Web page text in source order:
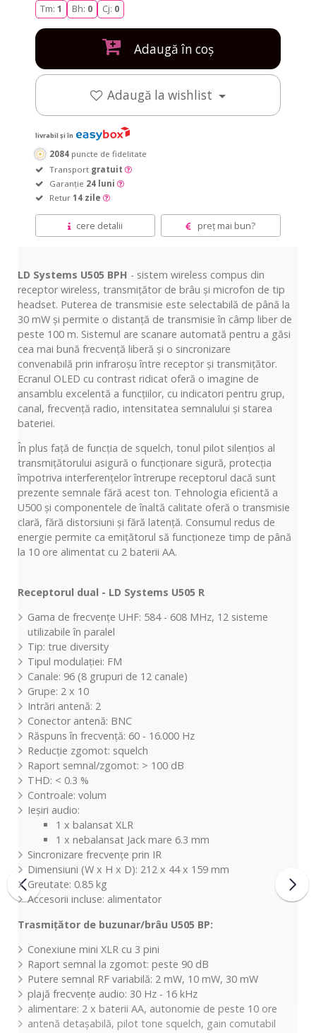
Tm: 1 Bh: 0 Cj: 0
Adaugă în coș
Adaugă la wishlist
livrabil și în
2084 puncte de fidelitate
Transport gratuit
Garanție 24 luni
Retur 14 zile
cere detalii preț mai bun?
LD Systems U505 BPH - sistem wireless compus din
receptor wireless, transmițător de brâu și microfon de tip
headset. Puterea de transmisie este selectabilă de până la
30 mW și permite o distanță de transmisie în câmp liber de
peste 100 m. Sistemul are scanare automată pentru a găsi
cea mai bună frecvență liberă și o sincronizare
convenabilă prin infraroșu între receptor și transmițător.
Ecranul OLED cu contrast ridicat oferă o imagine de
ansamblu excelentă a funcțiilor, cu indicatori pentru grup,
canal, frecvență radio, intensitatea semnalului și starea
bateriei.
În plus față de funcția de squelch, tonul pilot silențios al
transmițătorului asigură o funcționare sigură, protecția
împotriva interferențelor întrerupe receptorul dacă sunt
prezente semnale fără acest ton. Tehnologia eficientă a
U500 și componentele de înaltă calitate oferă o transmisie
clară, fără distorsiuni și fără latență. Consumul redus de
energie permite ca emițătorul să funcționeze timp de până
la 10 ore alimentat cu 2 baterii AA.
Receptorul dual - LD Systems U505 R
Gama de frecvențe UHF: 584 - 608 MHz, 12 sisteme
utilizabile în paralel
Tip: true diversity
Tipul modulației: FM
Canale: 96 (8 grupuri de 12 canale)
Grupe: 2 x 10
Intrări antenă: 2
Conector antenă: BNC
Răspuns în frecvență: 60 - 16.000 Hz
Reducție zgomot: squelch
Raport semnal/zgomot: > 100 dB
THD: < 0.3 %
Controale: volum
Ieșiri audio:
1 x balansat XLR
1 x nebalansat Jack mare 6.3 mm
Sincronizare frecvențe prin IR
Dimensiuni (W x H x D): 212 x 44 x 159 mm
Greutate: 0.85 kg
Accesorii incluse: alimentator
Trasmițător de buzunar/brâu U505 BP:
Conexiune mini XLR cu 3 pini
Raport semnal la zgomot: peste 90 dB
Putere semnal RF variabilă: 2 mW, 10 mW, 30 mW
plajă frecvențe audio: 30 Hz - 16 kHz
alimentare: 2 x baterii AA, autonomie de peste 10 ore
antenă detașabilă, pilot tone squelch, gain comutabil